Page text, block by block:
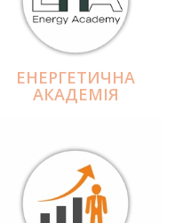
ЕНЕРГЕТИЧНА
АКАДЕМІЯ